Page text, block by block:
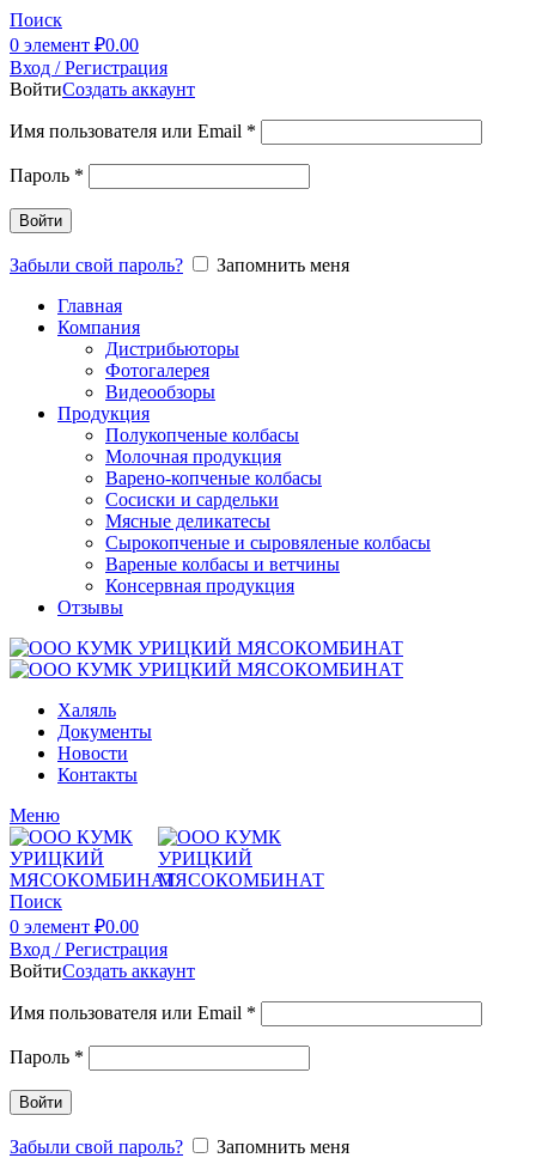
Поиск
0 элемент ₽0.00
Вход / Регистрация
ВойтиСоздать аккаунт
Имя пользователя или Email *
Пароль *
Войти
Забыли свой пароль?
Запомнить меня
Главная
Компания
Дистрибьюторы
Фотогалерея
Видеообзоры
Продукция
Полукопченые колбасы
Молочная продукция
Варено-копченые колбасы
Сосиски и сардельки
Мясные деликатесы
Сырокопченые и сыровяленые колбасы
Вареные колбасы и ветчины
Консервная продукция
Отзывы
Халяль
Документы
Новости
Контакты
Меню
Поиск
0 элемент ₽0.00
Вход / Регистрация
ВойтиСоздать аккаунт
Имя пользователя или Email *
Пароль *
Войти
Забыли свой пароль? Запомнить меня